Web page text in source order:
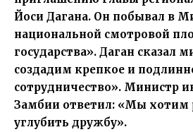
Йоси Дагана. Он побывал в
национальной смотровой
государства». Даган сказал
создадим крепкое и
сотрудничество». Министр
Замбии ответил: «Мы хотим
углубить дружбу».